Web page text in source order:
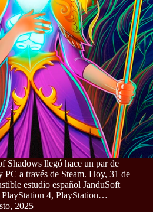
Shadows llegó hace un par de
a través de Steam. Hoy, 31 de
estudio español JanduSoft
PlayStation 4, PlayStation…
2025